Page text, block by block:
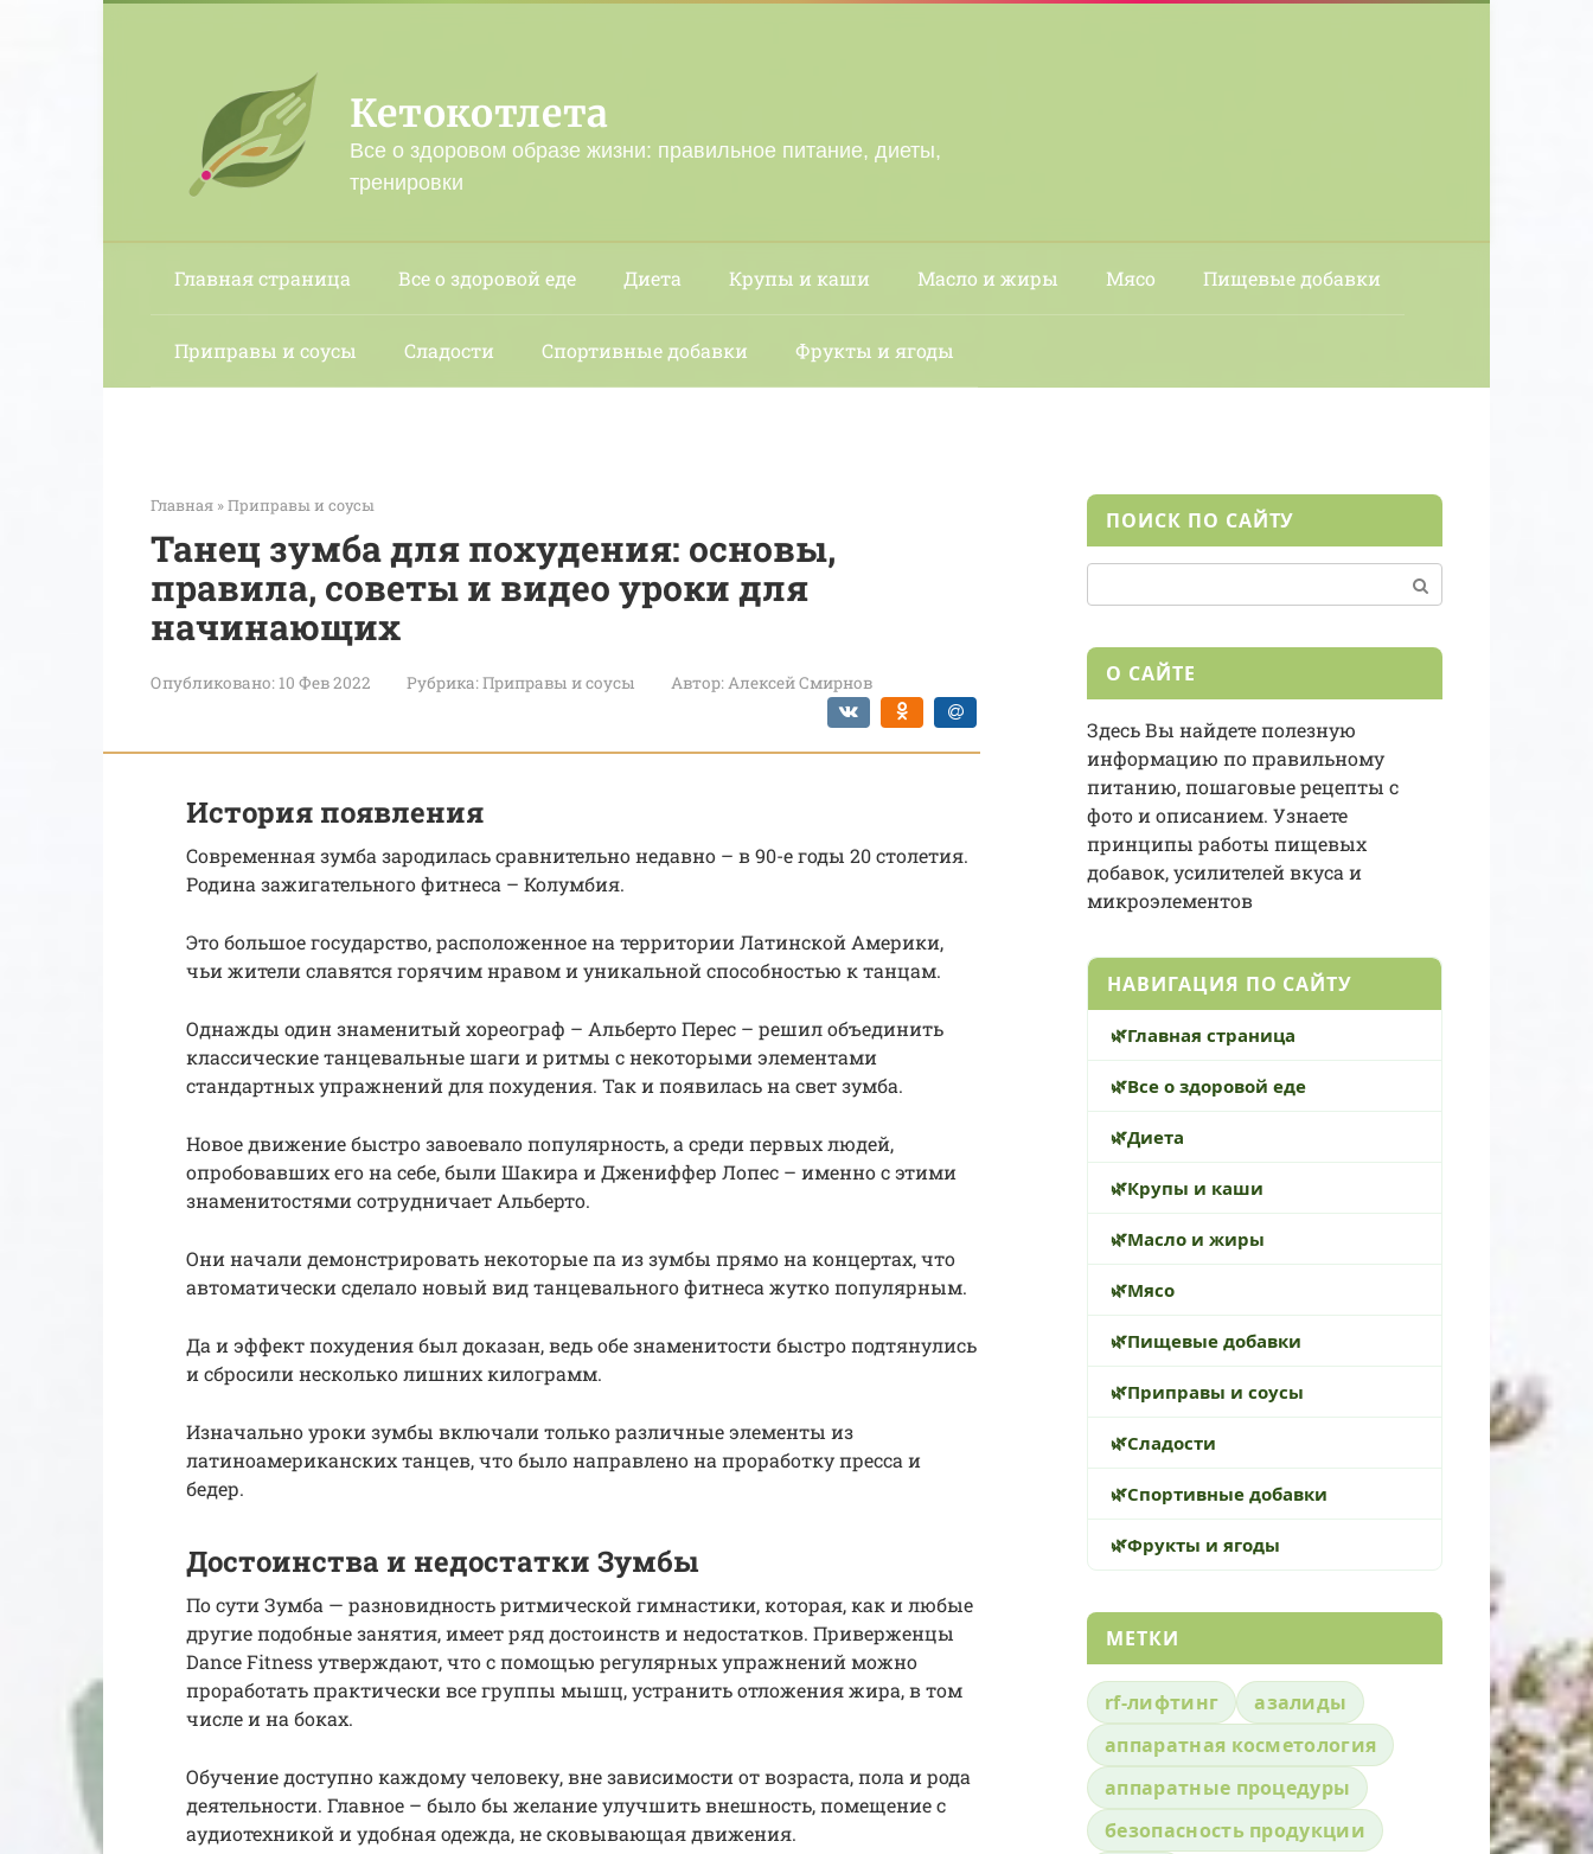
Кетокотлета
Все о здоровом образе жизни: правильное питание, диеты,
тренировки
Главная страница Все о здоровой еде Диета Крупы и каши Масло и жиры Мясо Пищевые добавки
Приправы и соусы Сладости Спортивные добавки Фрукты и ягоды
Главная »Приправы и соусы
Танец зумба для похудения: основы,
правила, советы и видео уроки для
начинающих
Опубликовано: 10 Фев 2022 Рубрика:Приправы и соусы Автор:Алексей Смирнов
История появления
Современная зумба зародилась сравнительно недавно – в 90-е годы 20 столетия.
Родина зажигательного фитнеса – Колумбия.
Это большое государство, расположенное на территории Латинской Америки,
чьи жители славятся горячим нравом и уникальной способностью к танцам.
Однажды один знаменитый хореограф – Альберто Перес – решил объединить
классические танцевальные шаги и ритмы с некоторыми элементами
стандартных упражнений для похудения. Так и появилась на свет зумба.
Новое движение быстро завоевало популярность, а среди первых людей,
опробовавших его на себе, были Шакира и Джениффер Лопес – именно с этими
знаменитостями сотрудничает Альберто.
Они начали демонстрировать некоторые па из зумбы прямо на концертах, что
автоматически сделало новый вид танцевального фитнеса жутко популярным.
Да и эффект похудения был доказан, ведь обе знаменитости быстро подтянулись
и сбросили несколько лишних килограмм.
Изначально уроки зумбы включали только различные элементы из
латиноамериканских танцев, что было направлено на проработку пресса и
бедер.
Достоинства и недостатки Зумбы
По сути Зумба — разновидность ритмической гимнастики, которая, как и любые
другие подобные занятия, имеет ряд достоинств и недостатков. Приверженцы
Dance Fitness утверждают, что с помощью регулярных упражнений можно
проработать практически все группы мышц, устранить отложения жира, в том
числе и на боках.
Обучение доступно каждому человеку, вне зависимости от возраста, пола и рода
деятельности. Главное – было бы желание улучшить внешность, помещение с
аудиотехникой и удобная одежда, не сковывающая движения.
ПОИСК ПО САЙТУ
О САЙТЕ
Здесь Вы найдете полезную
информацию по правильному
питанию, пошаговые рецепты с
фото и описанием. Узнаете
принципы работы пищевых
добавок, усилителей вкуса и
микроэлементов
НАВИГАЦИЯ ПО САЙТУ
Главная страница
Все о здоровой еде
Диета
Крупы и каши
Масло и жиры
Мясо
Пищевые добавки
Приправы и соусы
Сладости
Спортивные добавки
Фрукты и ягоды
МЕТКИ
rf-лифтинг
азалиды
аппаратная косметология
аппаратные процедуры
безопасность продукции